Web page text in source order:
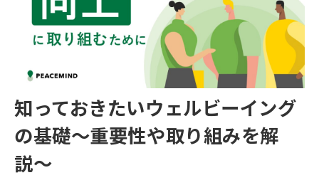
お役立ち情報
会社概要
知っておきたいウェルビーイング
の基礎〜重要性や取り組みを解
説〜